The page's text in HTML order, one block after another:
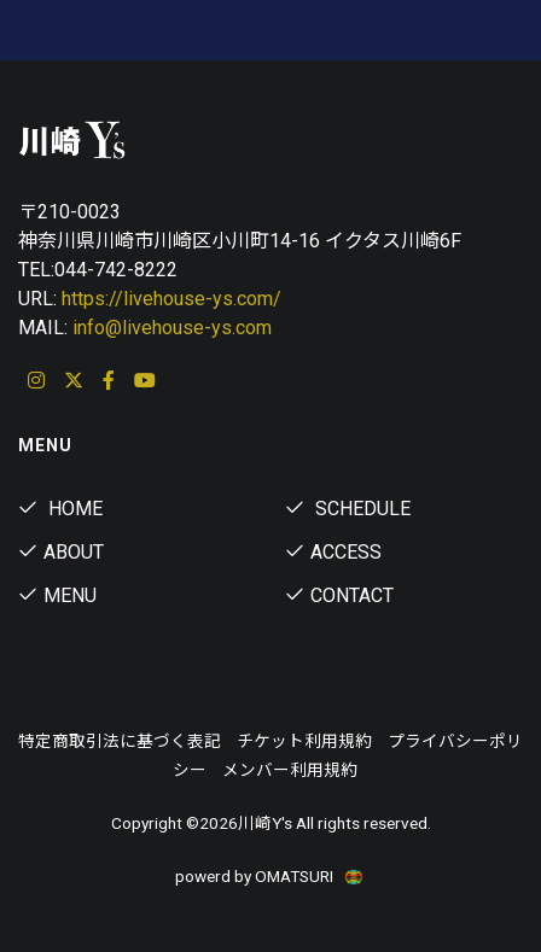
〒210-0023
神奈川県川崎市川崎区小川町14-16 イクタス川崎6F
TEL:044-742-8222
URL: https://livehouse-ys.com/
MAIL: info@livehouse-ys.com
MENU
HOME
SCHEDULE
ABOUT
ACCESS
MENU
CONTACT
特定商取引法に基づく表記 チケット利用規約
プライバシーポリ
シー
メンバー利用規約
Copyright ©2026川崎Y's All rights reserved.
powerd by OMATSURI